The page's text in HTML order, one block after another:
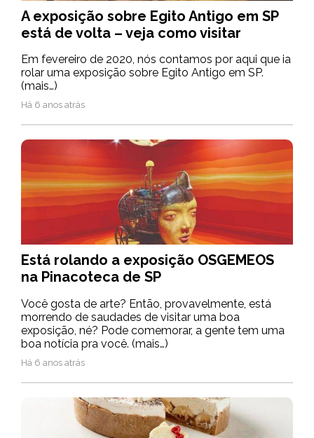
A exposição sobre Egito Antigo em SP
está de volta – veja como visitar
Em fevereiro de 2020, nós contamos por aqui que ia
rolar uma exposição sobre Egito Antigo em SP.
(mais…)
Há 6 anos atrás
Está rolando a exposição OSGEMEOS
na Pinacoteca de SP
Você gosta de arte? Então, provavelmente, está
morrendo de saudades de visitar uma boa
exposição, né? Pode comemorar, a gente tem uma
boa notícia pra você. (mais…)
Há 6 anos atrás